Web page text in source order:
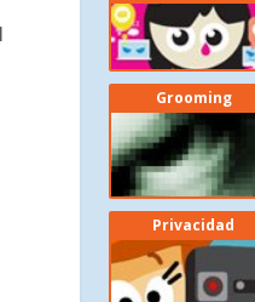
Grooming
Privacidad